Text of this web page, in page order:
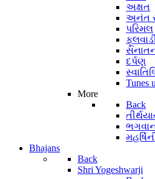
અક્ષત
અનંત
પરિમલ
દર્પણ
Tunes
More
Back
Bhajans
Back
Shri Yogeshwarji